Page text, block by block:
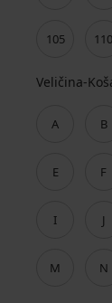
105 110
Veličina-
A B
E F
I J
M N